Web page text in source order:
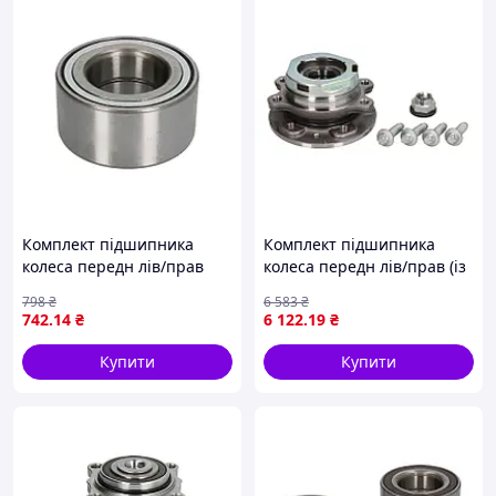
Комплект підшипника
колеса передн лів/прав
ALMERA CLASSIC, ALMERA I,
ALMERA II, MAXIMA /
MAXIMA QX V,
742.14 ₴
798₴
Купити
Комплект підшипника
колеса передн лів/прав (із
NISSAN NV300, OPEL
VIVARO B, RENAULT ESPACE
V, TRAFIC III
6 122.19 ₴
6 583₴
Купити